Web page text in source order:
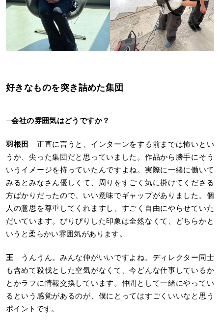
好きなものを突き詰めた集団
─会社の雰囲気はどうですか？
羽根田 正直に言うと、インターンをする前までは怖いとい
うか、尖った集団だと思っていました。作品から勝手にそう
いうイメージを持っていたんですよね。実際に一緒に働いて
みるとみなさん優しくて、周りをすごく気に掛けてくださる
方ばかりだったので、いい意味でギャップがありました。個
人の意思を尊重してくれますし、すごく自由にやらせていた
だいています。ぴりぴりした印象は全然なくて、どちらかと
いうと柔らかい雰囲気があります。
王 うんうん。みんな仲がいいですよね。ディレクター同士
も含めて殺伐とした空気がなくて、今どんな仕事しているか
とかラフに情報交換しています。仲間として一緒にやってい
るという感覚があるのが、僕にとってはすごくいいなと思う
ポイントです。